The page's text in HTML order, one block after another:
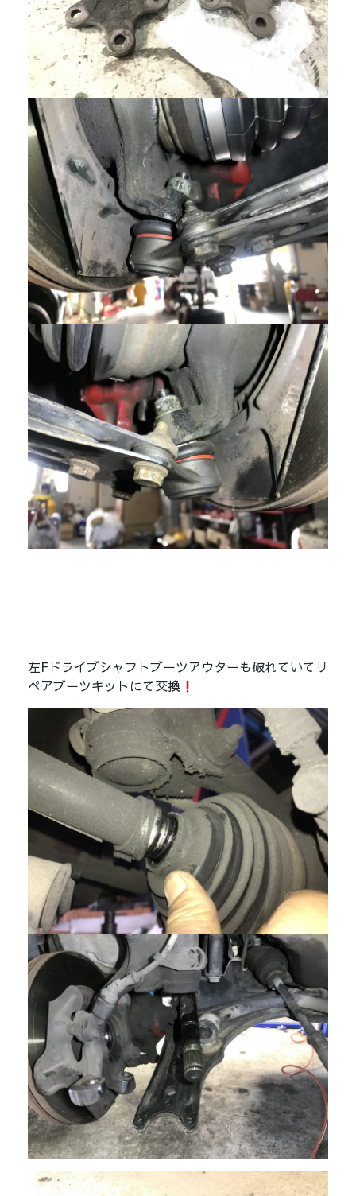
左Fドライブシャフトブーツアウターも破れていてリ
ペアブーツキットにて交換